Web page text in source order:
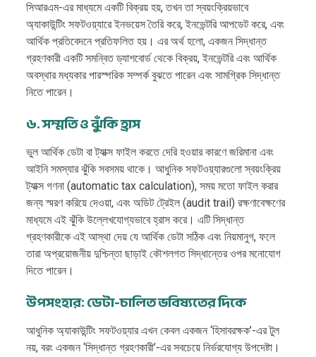
সিআরএম-এর মাধ্যমে একটি বিক্রয় হয়, তখন তা স্বয়ংক্রিয়ভাবে
অ্যাকাউন্টিং সফটওয়্যারে ইনভয়েস তৈরি করে, ইনভেন্টরি আপডেট করে, এবং
আর্থিক প্রতিবেদনে প্রতিফলিত হয়। এর অর্থ হলো, একজন সিদ্ধান্ত
গ্রহণকারী একটি সমন্বিত ড্যাশবোর্ড থেকে বিক্রয়, ইনভেন্টরি এবং আর্থিক
অবস্থার মধ্যকার পারস্পরিক সম্পর্ক বুঝতে পারেন এবং সামগ্রিক সিদ্ধান্ত
নিতে পারেন।
৬. সম্মতি ও ঝুঁকি হ্রাস
ভুল আর্থিক ডেটা বা ট্যাক্স ফাইল করতে দেরি হওয়ার কারণে জরিমানা এবং
আইনি সমস্যার ঝুঁকি সবসময় থাকে। আধুনিক সফটওয়্যারগুলো স্বয়ংক্রিয়
ট্যাক্স গণনা (automatic tax calculation), সময় মতো ফাইল করার
জন্য স্মরণ করিয়ে দেওয়া, এবং অডিট ট্রেইল (audit trail) রক্ষণাবেক্ষণের
মাধ্যমে এই ঝুঁকি উল্লেখযোগ্যভাবে হ্রাস করে। এটি সিদ্ধান্ত
গ্রহণকারীকে এই আস্থা দেয় যে আর্থিক ডেটা সঠিক এবং নিয়মানুগ, ফলে
তারা অপ্রয়োজনীয় দুশ্চিন্তা ছাড়াই কৌশলগত সিদ্ধান্তের ওপর মনোযোগ
দিতে পারেন।
উপসংহার: ডেটা-চালিত ভবিষ্যতের দিকে
আধুনিক অ্যাকাউন্টিং সফটওয়্যার এখন কেবল একজন ‘হিসাবরক্ষক’-এর টুল
নয়, বরং একজন ‘সিদ্ধান্ত গ্রহণকারী’-এর সবচেয়ে নির্ভরযোগ্য উপদেষ্টা।